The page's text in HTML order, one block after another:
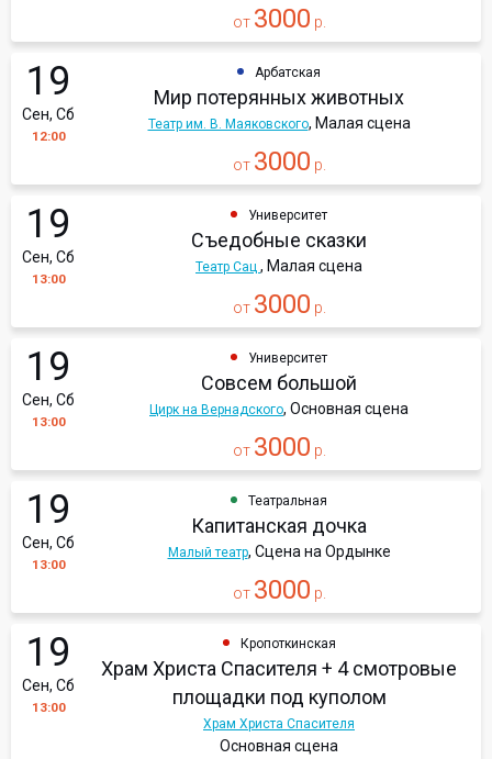
от 3000 р.
19
Сен, Сб
12:00
Арбатская
Мир потерянных животных
Театр им. В. Маяковского, Малая сцена
от 3000 р.
19
Сен, Сб
13:00
Университет
Съедобные сказки
Театр Сац , Малая сцена
от 3000 р.
19
Сен, Сб
13:00
Университет
Совсем большой
Цирк на Вернадского, Основная сцена
от 3000 р.
19
Сен, Сб
13:00
Театральная
Капитанская дочка
Малый театр, Сцена на Ордынке
от 3000 р.
19
Сен, Сб
13:00
Кропоткинская
Храм Христа Спасителя + 4 смотровые
площадки под куполом
Храм Христа Спасителя
Основная сцена